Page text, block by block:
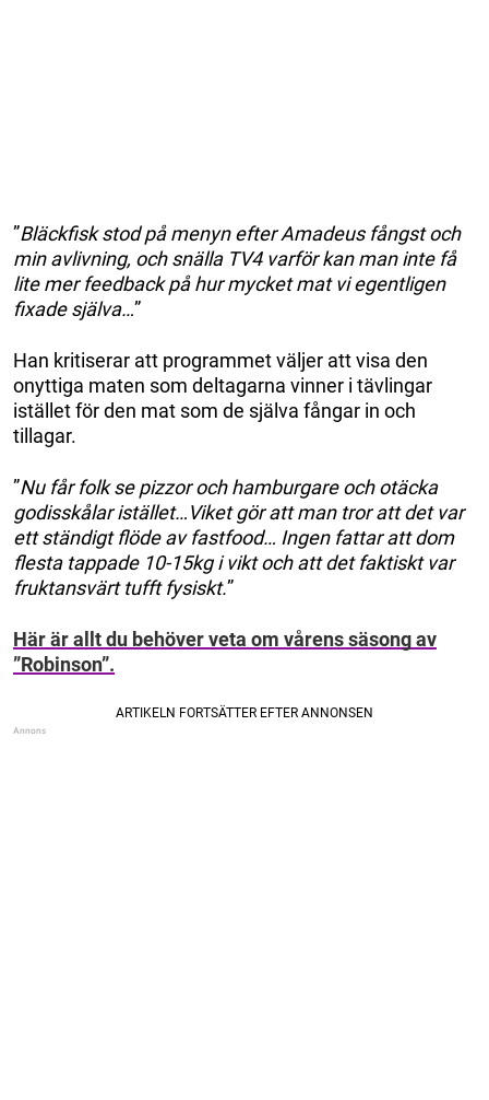
”Bläckfisk stod på menyn efter Amadeus fångst och
min avlivning, och snälla TV4 varför kan man inte få
lite mer feedback på hur mycket mat vi egentligen
fixade själva…”
Han kritiserar att programmet väljer att visa den
onyttiga maten som deltagarna vinner i tävlingar
istället för den mat som de själva fångar in och
tillagar.
”Nu får folk se pizzor och hamburgare och otäcka
godisskålar istället…Viket gör att man tror att det var
ett ständigt flöde av fastfood… Ingen fattar att dom
flesta tappade 10-15kg i vikt och att det faktiskt var
fruktansvärt tufft fysiskt.”
Här är allt du behöver veta om vårens säsong av
”Robinson”.